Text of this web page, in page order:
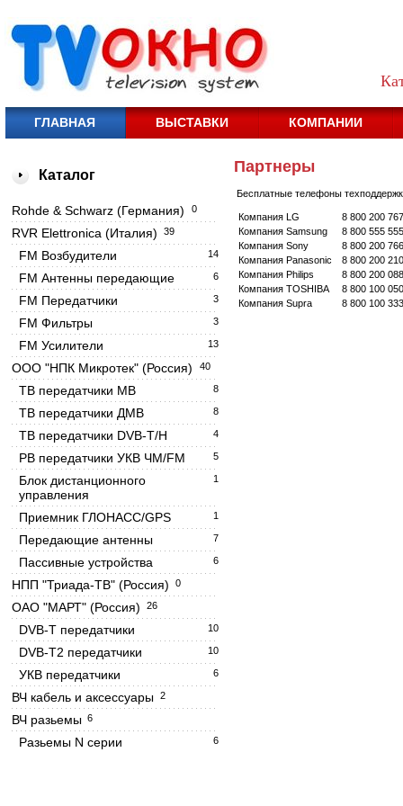
ГЛАВНАЯ ВЫСТАВКИ КОМПАНИИ
Каталог
0
Rohde & Schwarz (Германия)
39
RVR Elettronica (Италия)
14
FM Возбудители
6
FM Антенны передающие
3
FM Передатчики
3
FM Фильтры
13
FM Усилители
40
OOO "НПК Микротек" (Россия)
8
ТВ передатчики МВ
8
ТВ передатчики ДМВ
4
ТВ передатчики DVB-T/H
5
РВ передатчики УКВ ЧМ/FM
1
Блок дистанционного
управления
1
Приемник ГЛОНАСС/GPS
7
Передающие антенны
6
Пассивные устройства
0
НПП "Триада-ТВ" (Россия)
26
ОАО "МАРТ" (Россия)
10
DVB-T передатчики
10
DVB-T2 передатчики
6
УКВ передатчики
2
ВЧ кабель и аксессуары
6
ВЧ разьемы
6
Разьемы N серии
Партнеры
Бесплатные телефоны
Компания LG
8 800 200
Компания Samsung
8 800 555
Компания Sony
8 800 200
Компания Panasonic
8 800 200
Компания Philips
8 800 200
Компания TOSHIBA
8 800 100
Компания Supra
8 800 100